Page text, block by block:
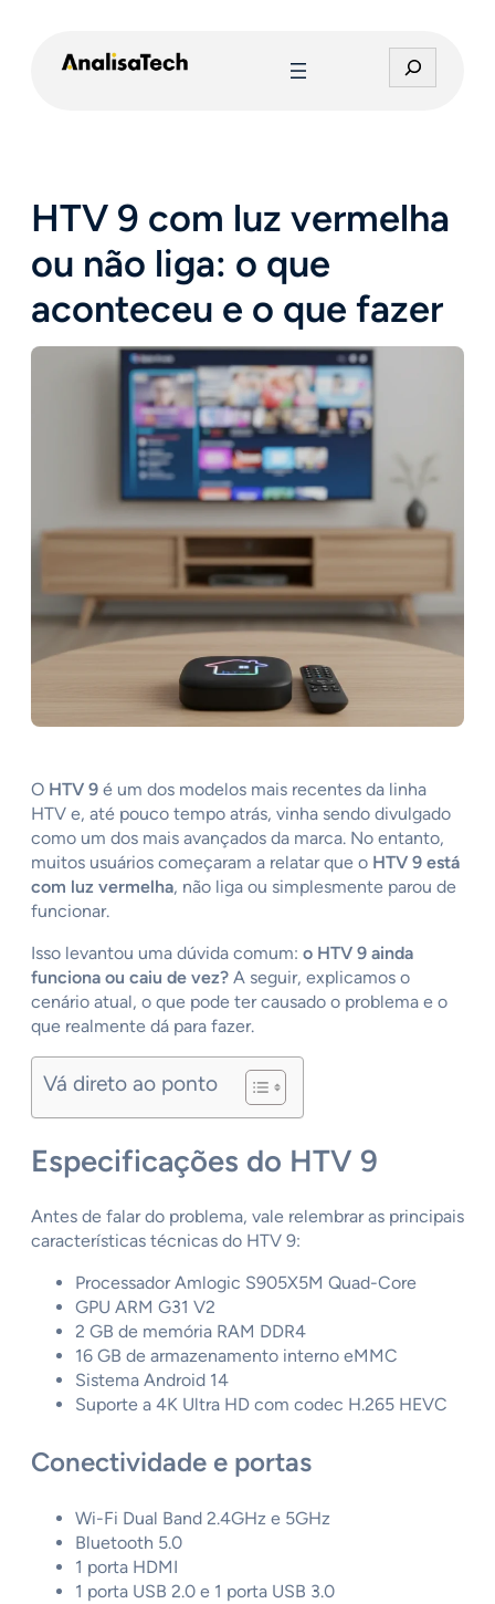
e
a
HTV 9 com luz vermelha
ou não liga: o que
aconteceu e o que fazer
O HTV 9 é um dos modelos mais recentes da linha
HTV e, até pouco tempo atrás, vinha sendo divulgado
como um dos mais avançados da marca. No entanto,
muitos usuários começaram a relatar que o HTV 9 está
com luz vermelha, não liga ou simplesmente parou de
funcionar.
Isso levantou uma dúvida comum: o HTV 9 ainda
funciona ou caiu de vez? A seguir, explicamos o
cenário atual, o que pode ter causado o problema e o
que realmente dá para fazer.
Vá direto ao ponto
Especificações do HTV 9
Antes de falar do problema, vale relembrar as principais
características técnicas do HTV 9:
Processador Amlogic S905X5M Quad-Core
GPU ARM G31 V2
2 GB de memória RAM DDR4
16 GB de armazenamento interno eMMC
Sistema Android 14
Suporte a 4K Ultra HD com codec H.265 HEVC
Conectividade e portas
Wi-Fi Dual Band 2.4GHz e 5GHz
Bluetooth 5.0
1 porta HDMI
1 porta USB 2.0 e 1 porta USB 3.0